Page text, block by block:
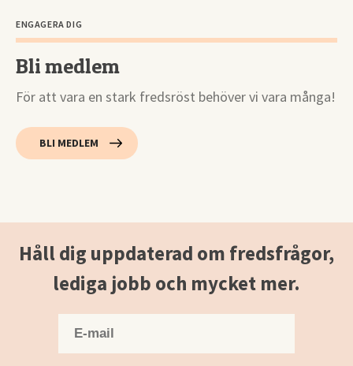
ENGAGERA DIG
Bli medlem
För att vara en stark fredsröst behöver vi vara många!
BLI MEDLEM
Håll dig uppdaterad om fredsfrågor,
lediga jobb och mycket mer.